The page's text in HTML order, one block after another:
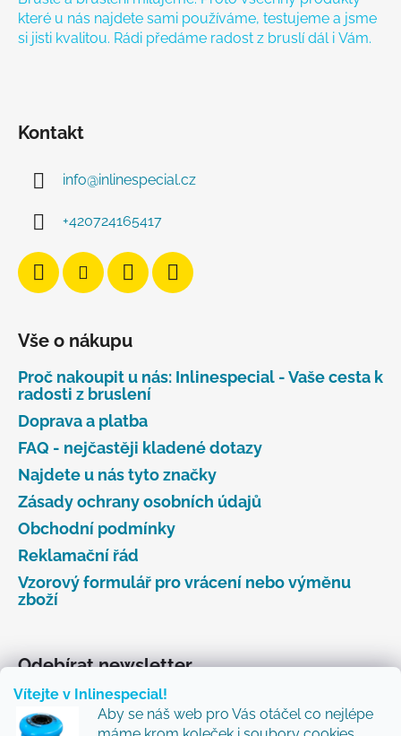
Vítejte v Inlinespecial!
Aby se náš web pro Vás otáčel co nejlépe
které u nás najdete sami používáme, testujeme a jsme
si jisti kvalitou. Rádi předáme radost z bruslí dál i Vám.
Kontakt
info@inlinespecial.cz
+420724165417
Vše o nákupu
Proč nakoupit u nás: Inlinespecial - Vaše cesta k
radosti z bruslení
Doprava a platba
FAQ - nejčastěji kladené dotazy
Najdete u nás tyto značky
Zásady ochrany osobních údajů
Obchodní podmínky
Reklamační řád
Vzorový formulář pro vrácení nebo výměnu
zboží
Odebírat newsletter
Vložte svůj e-mail a my vám budeme zasílat informace
o nových produktech na našem e-shopu.